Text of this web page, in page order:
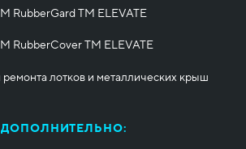
RubberGard ТМ ELEVATE
RubberCover ТМ ELEVATE
лотков и металлических крыш
ДОПОЛНИТЕЛЬНО: